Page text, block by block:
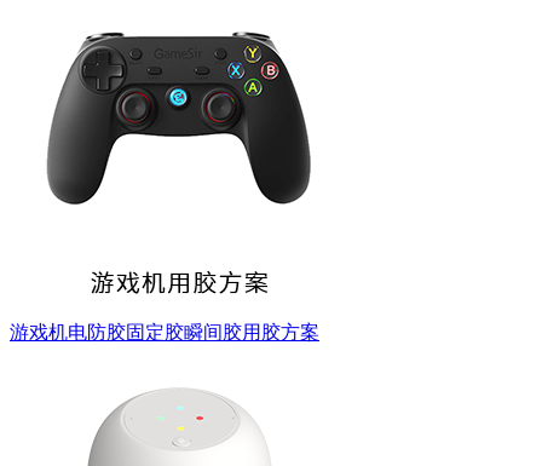
游戏机电防胶固定胶瞬间胶用胶方案